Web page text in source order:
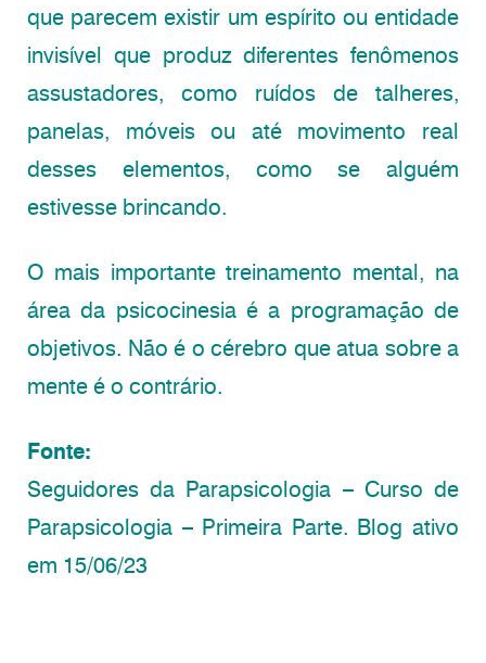
que parecem existir um espírito ou entidade
invisível que produz diferentes fenômenos
assustadores, como ruídos de talheres,
panelas, móveis ou até movimento real
desses elementos, como se alguém
estivesse brincando.
O mais importante treinamento mental, na
área da psicocinesia é a programação de
objetivos. Não é o cérebro que atua sobre a
mente é o contrário.
Fonte:
Seguidores da Parapsicologia – Curso de
Parapsicologia – Primeira Parte. Blog ativo
em 15/06/23